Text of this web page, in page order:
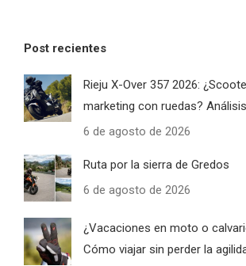
Post recientes
Rieju X-Over 357 2026:
marketing con ruedas?
6 de agosto de 2026
Ruta por la sierra de Gredos
6 de agosto de 2026
¿Vacaciones en moto o
Cómo viajar sin perder la